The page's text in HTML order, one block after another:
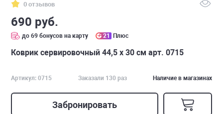
0 отзывов
690 руб.
до 69 бонусов на карту 21 Плюс
Коврик сервировочный 44,5 х 30 см арт. 0715
Артикул: 0715 Заказали 130 раз Наличие в магазинах
Забронировать